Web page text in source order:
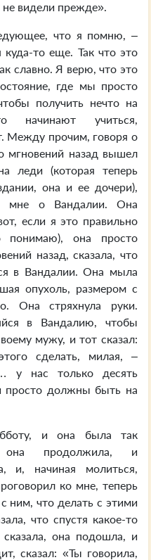
не видели прежде».
что я помню, –
то еще. Так что это
славно. Я верю, что это
где мы просто
получить нечто на
начинают учиться,
Между прочим, говоря о
мгновений назад вышел
леди (которая теперь
она и ее дочери),
мне о Вандалии. Она
если я это правильно
она просто
назад, сказала, что
в Вандалии. Она мыла
опухоль, размером с
Она стряхнула руки.
в Вандалию, чтобы
мужу, и тот сказал:
сделать, милая, –
у нас только десять
просто должны быть на
и она была так
она продолжила, и
и, начиная молиться,
ко мне, теперь
ним, что делать с этими
что спустя какое-то
она подошла, и
сказал: «Ты говорила,